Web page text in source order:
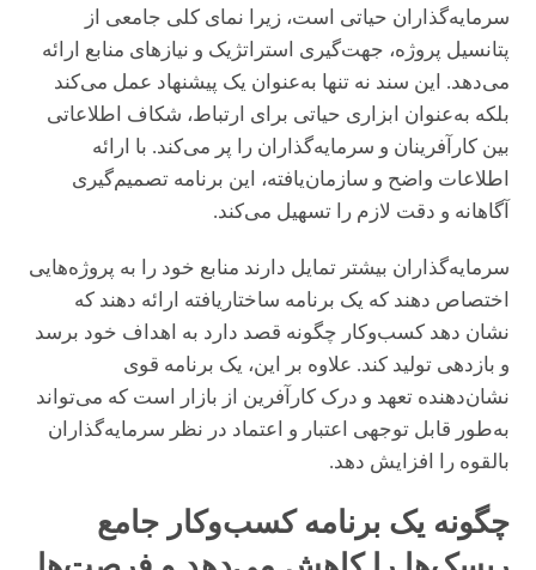
سرمایه‌گذاران حیاتی است، زیرا نمای کلی جامعی از
پتانسیل پروژه، جهت‌گیری استراتژیک و نیازهای منابع ارائه
می‌دهد. این سند نه تنها به‌عنوان یک پیشنهاد عمل می‌کند
بلکه به‌عنوان ابزاری حیاتی برای ارتباط، شکاف اطلاعاتی
بین کارآفرینان و سرمایه‌گذاران را پر می‌کند. با ارائه
اطلاعات واضح و سازمان‌یافته، این برنامه تصمیم‌گیری
آگاهانه و دقت لازم را تسهیل می‌کند.
سرمایه‌گذاران بیشتر تمایل دارند منابع خود را به پروژه‌هایی
اختصاص دهند که یک برنامه ساختاریافته ارائه دهند که
نشان دهد کسب‌وکار چگونه قصد دارد به اهداف خود برسد
و بازدهی تولید کند. علاوه بر این، یک برنامه قوی
نشان‌دهنده تعهد و درک کارآفرین از بازار است که می‌تواند
به‌طور قابل توجهی اعتبار و اعتماد در نظر سرمایه‌گذاران
بالقوه را افزایش دهد.
چگونه یک برنامه کسب‌وکار جامع